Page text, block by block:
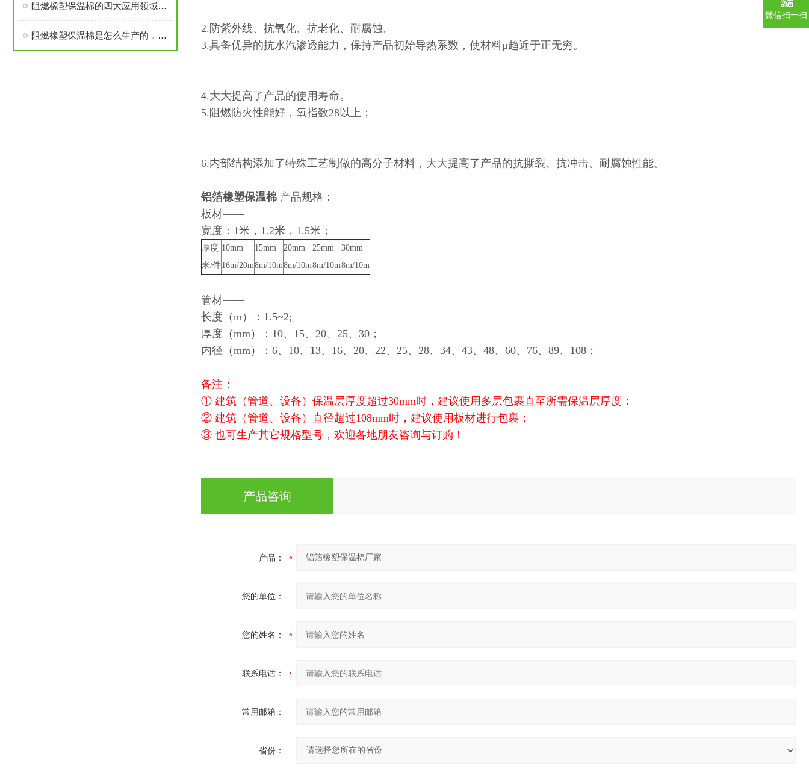
阻燃橡塑保温棉的四大应用领域简析
阻燃橡塑保温棉是怎么生产的，对人体有害吗？
2.防紫外线、抗氧化、抗老化、耐腐蚀。
3.具备优异的抗水汽渗透能力，保持产品初始导热系数，使材料μ趋近于正无穷。
4.大大提高了产品的使用寿命。
5.阻燃防火性能好，氧指数28以上；
6.内部结构添加了特殊工艺制做的高分子材料，大大提高了产品的抗撕裂、抗冲击、耐腐蚀性能。
铝箔橡塑保温棉 产品规格：
板材——
宽度：1米，1.2米，1.5米；
厚度 10mm 15mm 20mm 25mm
30mm
米/件16m/20m8m/10m8m/10m8m/10m8m/10m
管材——
长度（m）：1.5~2;
厚度（mm）：10、15、20、25、30；
内径（mm）：6、10、13、16、20、22、25、28、34、43、48、60、76、89、108；
备注：
① 建筑（管道、设备）保温层厚度超过30mm时，建议使用多层包裹直至所需保温层厚度；
② 建筑（管道、设备）直径超过108mm时，建议使用板材进行包裹；
③ 也可生产其它规格型号，欢迎各地朋友咨询与订购！
产品咨询
产品：
您的单位：
您的姓名：
联系电话：
常用邮箱：
省份：
微信扫一扫